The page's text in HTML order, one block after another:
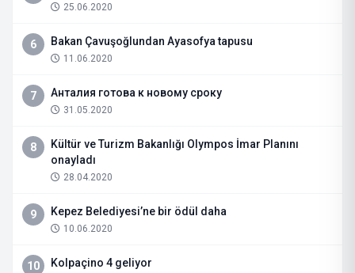
25.06.2020
6 Bakan Çavuşoğlundan Ayasofya tapusu
11.06.2020
7 Анталия готова к новому сроку
31.05.2020
8
Kültür ve Turizm Bakanlığı Olympos İmar Planını
onayladı
28.04.2020
9 Kepez Belediyesi’ne bir ödül daha
10.06.2020
10 Kolpaçino 4 geliyor